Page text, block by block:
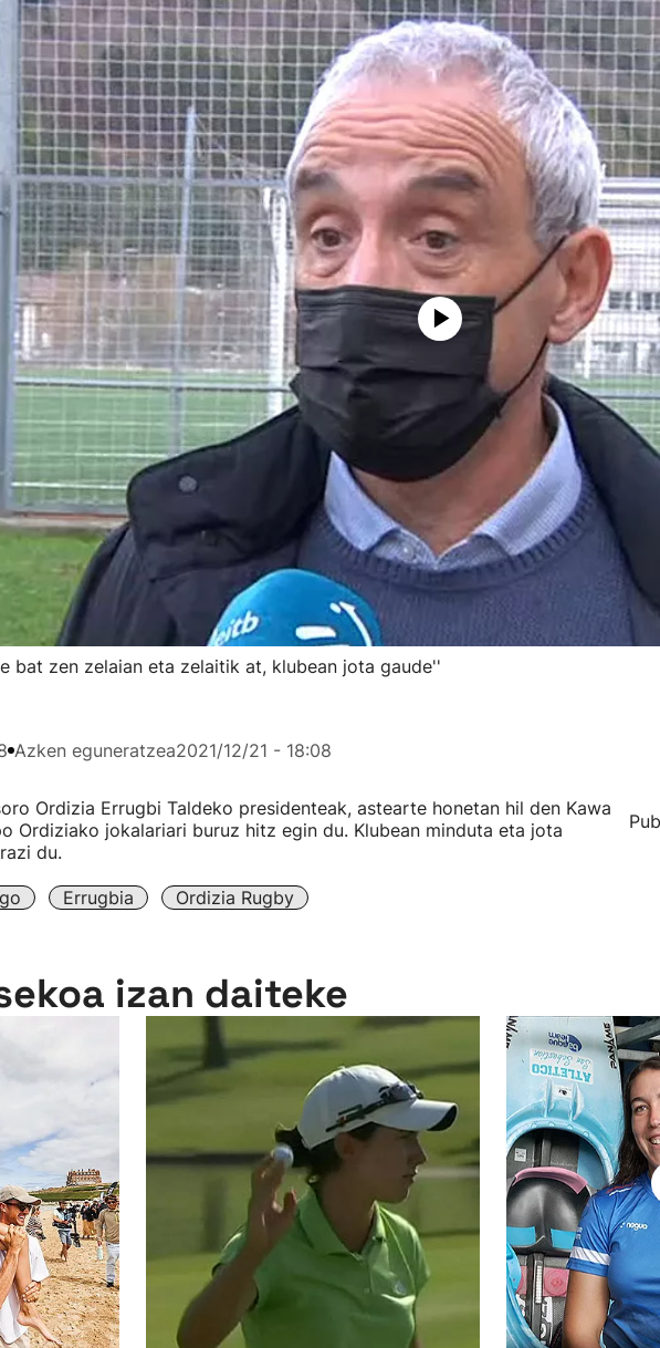
bat zen zelaian eta zelaitik at, klubean jota gaude''
Azken eguneratzea2021/12/21 - 18:08
Ordizia Errugbi Taldeko presidenteak, astearte honetan hil den Kawa
Ordiziako jokalariari buruz hitz egin du. Klubean minduta eta jota
du.
Errugbia Ordizia Rugby
izan daiteke